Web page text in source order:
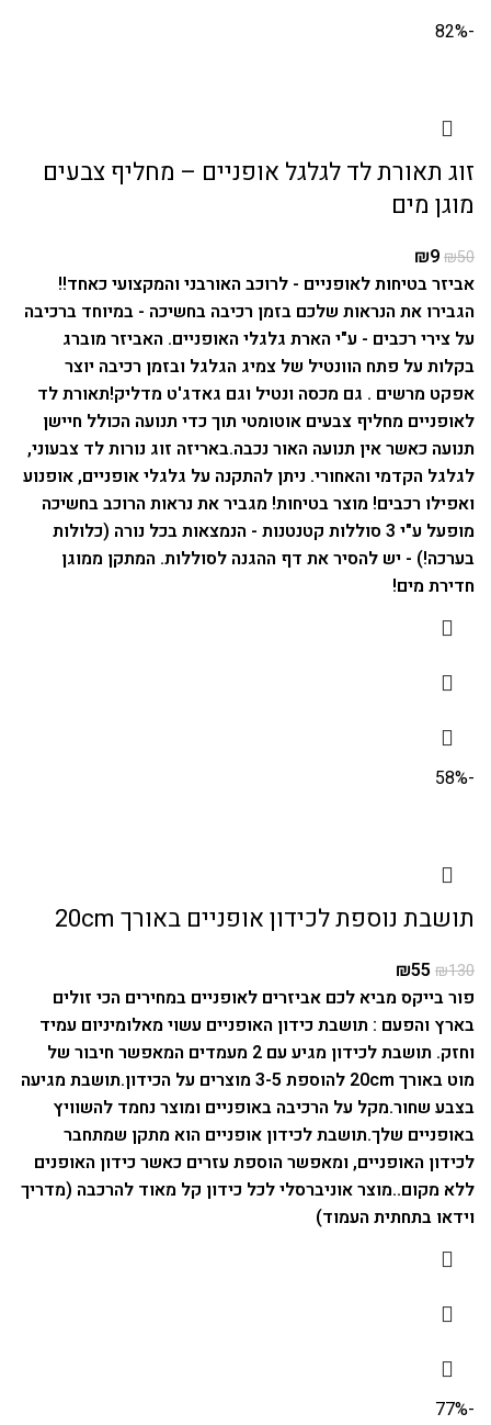
-82%
זוג תאורת לד לגלגל אופניים – מחליף צבעים
מוגן מים
₪50
₪9
אביזר בטיחות לאופניים - לרוכב האורבני והמקצועי כאחד!!
הגבירו את הנראות שלכם בזמן רכיבה בחשיכה - במיוחד ברכיבה
על צירי רכבים - ע"י הארת גלגלי האופניים. האביזר מוברג
בקלות על פתח הוונטיל של צמיג הגלגל ובזמן רכיבה יוצר
אפקט מרשים . גם מכסה ונטיל וגם גאדג'ט מדליק!תאורת לד
לאופניים מחליף צבעים אוטומטי תוך כדי תנועה הכולל חיישן
תנועה כאשר אין תנועה האור נכבה.באריזה זוג נורות לד צבעוני,
לגלגל הקדמי והאחורי. ניתן להתקנה על גלגלי אופניים, אופנוע
ואפילו רכבים! מוצר בטיחות! מגביר את נראות הרוכב בחשיכה
מופעל ע"י 3 סוללות קטנטנות - הנמצאות בכל נורה (כלולות
בערכה!) - יש להסיר את דף ההגנה לסוללות. המתקן ממוגן
חדירת מים!
-58%
תושבת נוספת לכידון אופניים באורך 20cm
₪130
₪55
פור בייקס מביא לכם אביזרים לאופניים במחירים הכי זולים
בארץ והפעם : תושבת כידון האופניים עשוי מאלומיניום עמיד
וחזק. תושבת לכידון מגיע עם 2 מעמדים המאפשר חיבור של
מוט באורך 20cm להוספת 3-5 מוצרים על הכידון.
תושבת מגיעה
בצבע שחור.מקל על הרכיבה באופניים ומוצר נחמד להשוויץ
באופניים שלך.תושבת לכידון אופניים הוא מתקן שמתחבר
לכידון האופניים, ומאפשר הוספת עזרים כאשר כידון האופנים
ללא מקום..מוצר אוניברסלי לכל כידון קל מאוד להרכבה (מדריך
וידאו בתחתית העמוד)
-77%